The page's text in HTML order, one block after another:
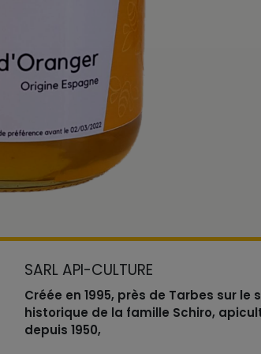
SARL API-CULTURE
Créée en 1995, près de Tarbes sur le
historique de la famille Schiro,
depuis 1950,